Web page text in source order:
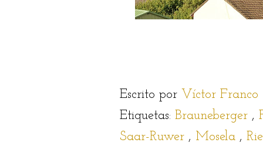
Escrito por Víctor Franco
Etiquetas: Brauneberger ,
Saar-Ruwer , Mosela ,